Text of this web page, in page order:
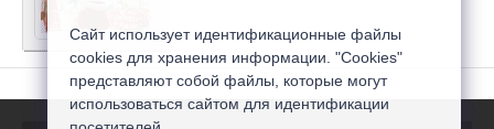
Сайт использует идентификационные файлы
cookies для хранения информации. "Cookies"
представляют собой файлы, которые могут
использоваться сайтом для идентификации